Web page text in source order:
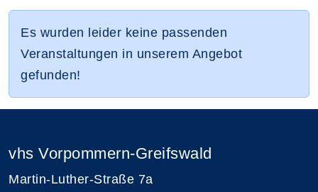
Es wurden leider keine passenden
Veranstaltungen in unserem Angebot
gefunden!
vhs Vorpommern-Greifswald
Martin-Luther-Straße 7a